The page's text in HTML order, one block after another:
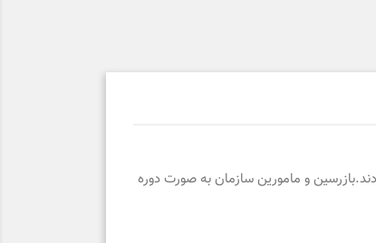
و مامورین سازمان به صورت دوره